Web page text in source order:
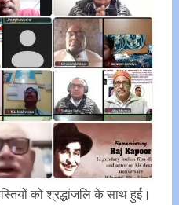
को श्रद्धांजलि के साथ हुई।